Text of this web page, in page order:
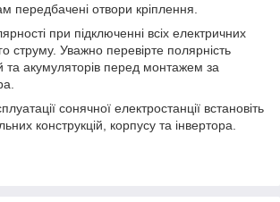
передбачені отвори кріплення.
при підключенні всіх електричних
струму. Уважно перевірте полярність
та акумуляторів перед монтажем за
сонячної електростанції встановіть
конструкцій, корпусу та інвертора.